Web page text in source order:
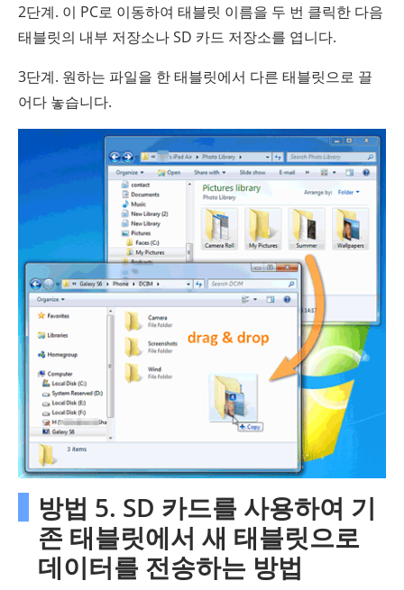
2단계. 이 PC로 이동하여 태블릿 이름을 두 번 클릭한 다음
태블릿의 내부 저장소나 SD 카드 저장소를 엽니다.
3단계. 원하는 파일을 한 태블릿에서 다른 태블릿으로 끌
어다 놓습니다.
방법 5. SD 카드를 사용하여 기
존 태블릿에서 새 태블릿으로
데이터를 전송하는 방법